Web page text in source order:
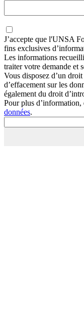
J’accepte que l'UNSA
fins exclusives
Les informations
traiter votre demande et
Vous disposez d’un
d’effacement sur les
également du droit
Pour plus d’information,
données.